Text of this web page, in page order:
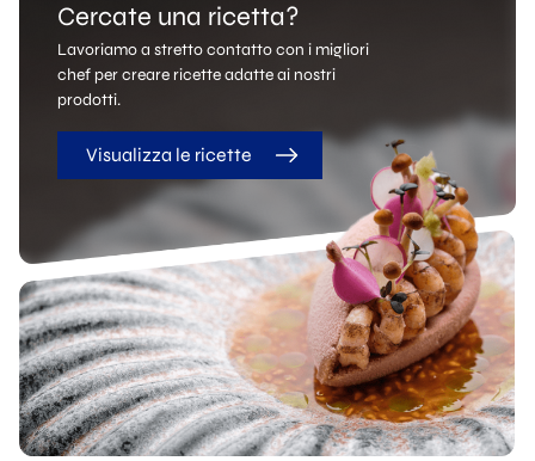
Cercate una ricetta?
Lavoriamo a stretto contatto con i migliori
chef per creare ricette adatte ai nostri
prodotti.
Visualizza le ricette